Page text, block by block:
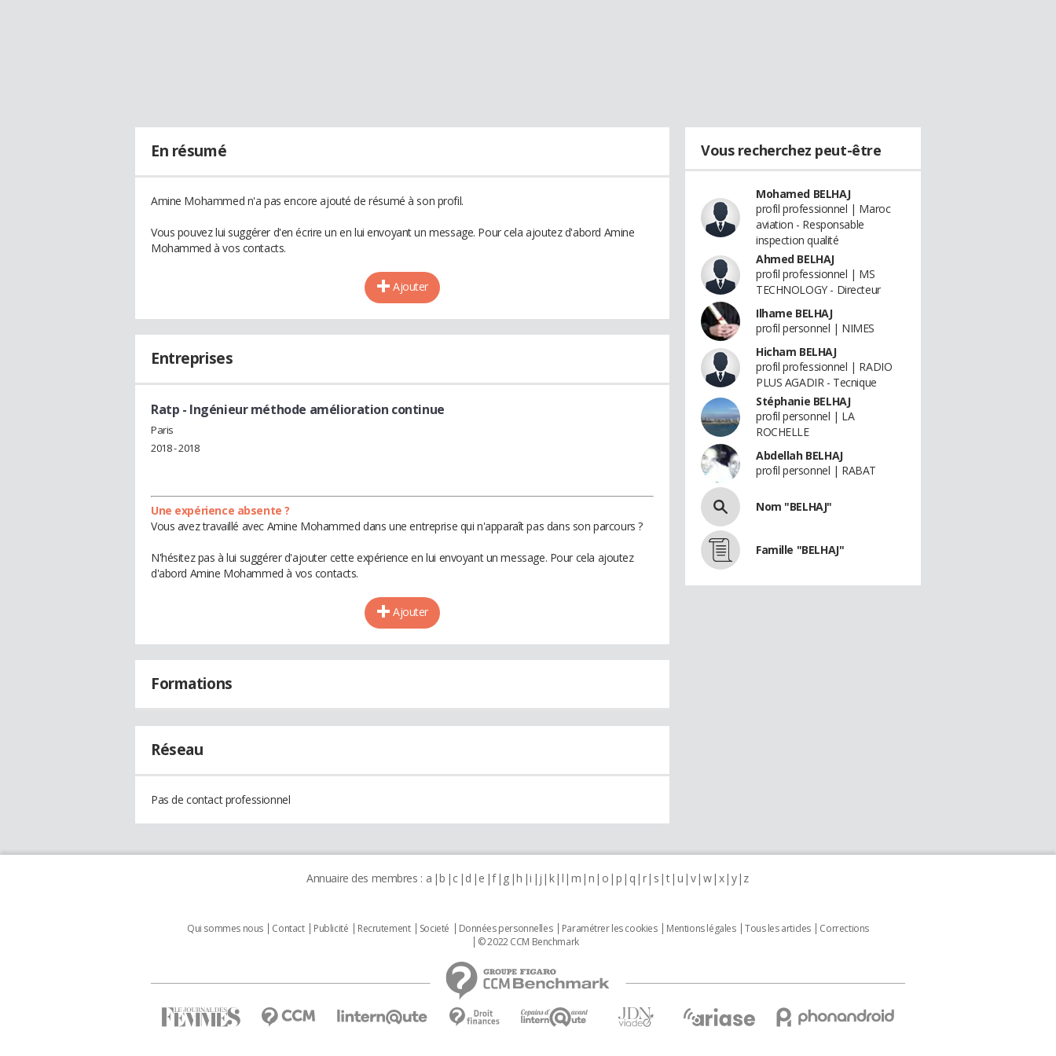
En résumé
Amine Mohammed n'a pas encore ajouté de résumé à son profil.
Vous pouvez lui suggérer d'en écrire un en lui envoyant un message. Pour cela ajoutez d'abord Amine
Mohammed à vos contacts.
Ajouter
Entreprises
Ratp - Ingénieur méthode amélioration continue
Paris
2018 - 2018
Une expérience absente ?
Vous avez travaillé avec Amine Mohammed dans une entreprise qui n'apparaît pas dans son parcours ?
N'hésitez pas à lui suggérer d'ajouter cette expérience en lui envoyant un message. Pour cela ajoutez
d'abord Amine Mohammed à vos contacts.
Ajouter
Formations
Réseau
Pas de contact professionnel
Vous recherchez peut-être
Mohamed BELHAJ
profil professionnel | Maroc
aviation - Responsable
inspection qualité
Ahmed BELHAJ
profil professionnel | MS
TECHNOLOGY - Directeur
Ilhame BELHAJ
profil personnel | NIMES
Hicham BELHAJ
profil professionnel | RADIO
PLUS AGADIR - Tecnique
Stéphanie BELHAJ
profil personnel | LA
ROCHELLE
Abdellah BELHAJ
profil personnel | RABAT
Nom "BELHAJ"
Famille "BELHAJ"
Annuaire des membres : a b c d e f g h i j k l m n o p q r s t u v w x y z
Qui sommes nous Contact Publicité Recrutement Societé Données personnelles Paramétrer les cookies Mentions légales Tous les articles
Corrections
© 2022 CCM Benchmark